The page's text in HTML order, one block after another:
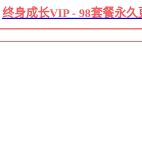
终身成长VIP - 98套餐永